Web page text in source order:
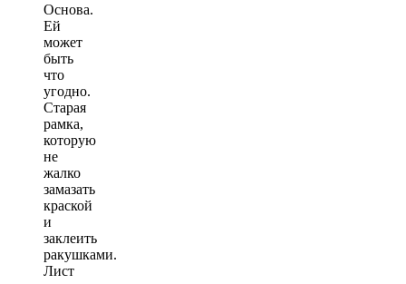
Основа.
Ей
может
быть
что
угодно.
Старая
рамка,
которую
не
жалко
замазать
краской
и
заклеить
ракушками.
Лист